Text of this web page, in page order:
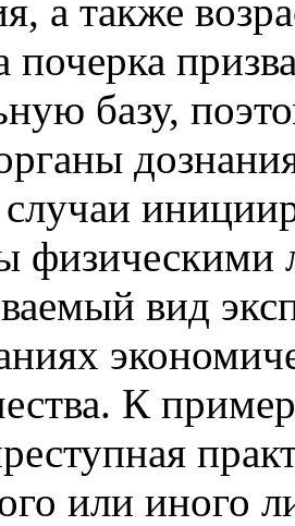
а также
почерка
базу,
вид
К
или иного